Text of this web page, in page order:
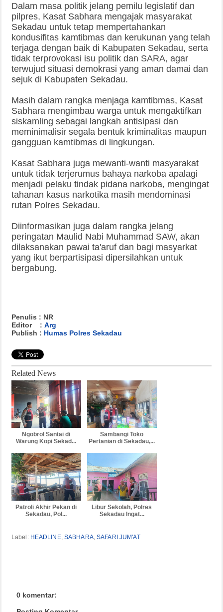
Dalam masa politik jelang pemilu legislatif dan
pilpres, Kasat Sabhara mengajak masyarakat
Sekadau untuk tetap mempertahankan
kondusifitas kamtibmas dan kerukunan yang telah
terjaga dengan baik di Kabupaten Sekadau, serta
tidak terprovokasi isu politik dan SARA, agar
terwujud situasi demokrasi yang aman damai dan
sejuk di Kabupaten Sekadau.
Masih dalam rangka menjaga kamtibmas, Kasat
Sabhara mengimbau warga untuk mengaktifkan
siskamling sebagai langkah antisipasi dan
meminimalisir segala bentuk kriminalitas maupun
gangguan kamtibmas di lingkungan.
Kasat Sabhara juga mewanti-wanti masyarakat
untuk tidak terjerumus bahaya narkoba apalagi
menjadi pelaku tindak pidana narkoba, mengingat
tahanan kasus narkotika masih mendominasi
rutan Polres Sekadau.
Diinformasikan juga dalam rangka jelang
peringatan Maulid Nabi Muhammad SAW, akan
dilaksanakan pawai ta'aruf dan bagi masyarkat
yang ikut berpartisipasi dipersilahkan untuk
bergabung.
Penulis : NR
Editor : Arg
Publish : Humas Polres Sekadau
Related News
Ngobrol Santai di
Warung Kopi Sekad...
Sambangi Toko
Pertanian di Sekadau,...
Patroli Akhir Pekan di
Sekadau, Pol...
Libur Sekolah, Polres
Sekadau Ingat...
Label: HEADLINE, SABHARA,SAFARI JUM'AT
0 komentar: